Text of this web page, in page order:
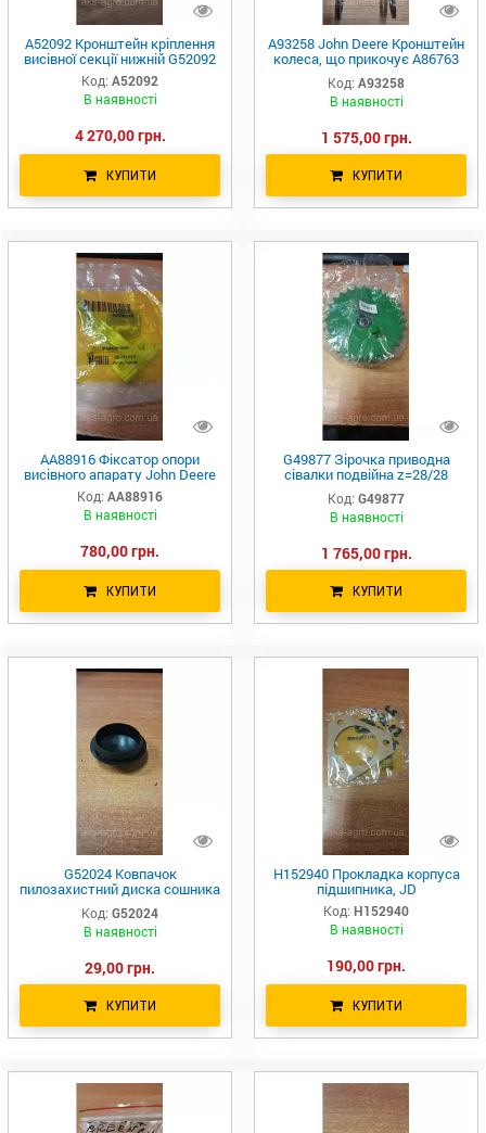
A52092 Кронштейн кріплення
висівної секції нижній G52092
Код: A52092
В наявності
4 270,00 грн.
КУПИТИ
A93258 John Deere Кронштейн
колеса, що прикочує A86763
A61351 A69141 A54705
Код: A93258
В наявності
1 575,00 грн.
КУПИТИ
AA88916 Фіксатор опори
висівного апарату John Deere
Код: AA88916
В наявності
780,00 грн.
КУПИТИ
G49877 Зірочка приводна
сівалки подвійна z=28/28
Greenly
Код: G49877
В наявності
1 765,00 грн.
КУПИТИ
G52024 Ковпачок
пилозахистний диска сошника
Greenly Machinery d=40 мм JD,
Kinze
Код: G52024
В наявності
29,00 грн.
КУПИТИ
H152940 Прокладка корпуса
підшипника, JD
Код: H152940
В наявності
190,00 грн.
КУПИТИ